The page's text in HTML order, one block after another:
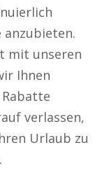
anzubieten.
mit unseren
Ihnen
verlassen,
Urlaub zu